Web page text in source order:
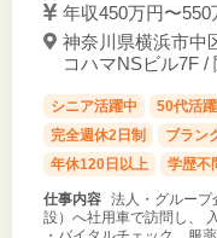
年収450万円〜550
神奈川県横浜市中
コハマNSビル7F /
シニア活躍中 50代活
完全週休2日制
ブラン
年休120日以上
学歴不
仕事内容 法人・グループ
設）へ社用車で訪問し、